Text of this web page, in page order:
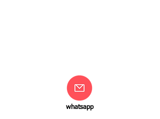
whatsapp